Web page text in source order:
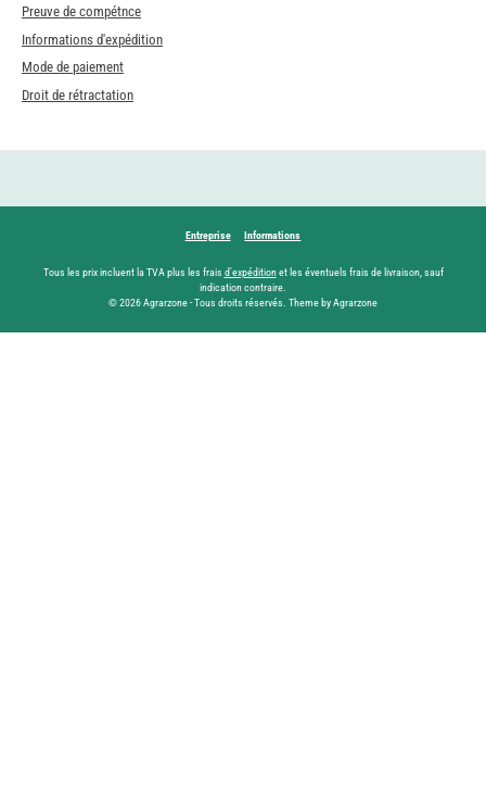
Preuve de compétnce
Informations d'expédition
Mode de paiement
Droit de rétractation
Entreprise Informations
Tous les prix incluent la TVA plus les frais d'expéditionet les éventuels frais de livraison, sauf
indication contraire.
© 2026 Agrarzone - Tous droits réservés. Theme by Agrarzone